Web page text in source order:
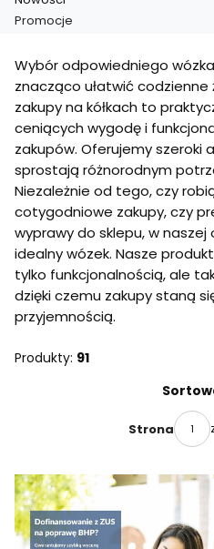
Promocje
Wybór odpowiedniego
znacząco ułatwić codzienne
zakupy na kółkach to
ceniących wygodę i
zakupów. Oferujemy szeroki
sprostają różnorodnym
Niezależnie od tego, czy
cotygodniowe zakupy, czy
wyprawy do sklepu, w
idealny wózek. Nasze
tylko funkcjonalnością, ale
dzięki czemu zakupy staną
przyjemnością.
Produkty: 91
Strona